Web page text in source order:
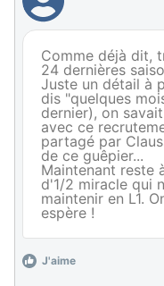
Comme déjà dit,
24 dernières
Juste un détail à
dis "quelques
dernier), on
avec ce
partagé par
de ce guêpier...
Maintenant reste
d'1/2 miracle qui
maintenir en L1.
espère !
J'aime